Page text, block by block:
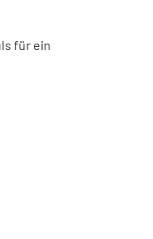
für ein